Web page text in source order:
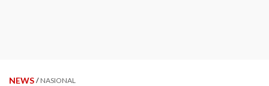
NEWS / NASIONAL